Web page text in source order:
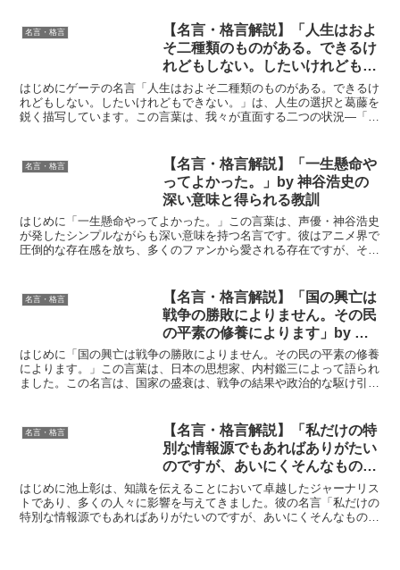
名言・格言
【名言・格言解説】「人生はおよ
そ二種類のものがある。できるけ
れどもしない。したいけれどもで
きない。」by ゲーテの深い意味
と得られる教訓
はじめにゲーテの名言「人生はおよそ二種類のものがある。できるけ
れどもしない。したいけれどもできない。」は、人生の選択と葛藤を
鋭く描写しています。この言葉は、我々が直面する二つの状況—「可
名言・格言
【名言・格言解説】「一生懸命や
ってよかった。」by 神谷浩史の
深い意味と得られる教訓
はじめに「一生懸命やってよかった。」この言葉は、声優・神谷浩史
が発したシンプルながらも深い意味を持つ名言です。彼はアニメ界で
圧倒的な存在感を放ち、多くのファンから愛される存在ですが、その
名言・格言
【名言・格言解説】「国の興亡は
戦争の勝敗によりません。その民
の平素の修養によります」by 内
村鑑三の深い意味と得られる教訓
はじめに「国の興亡は戦争の勝敗によりません。その民の平素の修養
によります。」この言葉は、日本の思想家、内村鑑三によって語られ
ました。この名言は、国家の盛衰は、戦争の結果や政治的な駆け引き
名言・格言
【名言・格言解説】「私だけの特
別な情報源でもあればありがたい
のですが、あいにくそんなものは
持っていません。」by 池上彰の
深い意味と得られる教訓
はじめに池上彰は、知識を伝えることにおいて卓越したジャーナリス
トであり、多くの人々に影響を与えてきました。彼の名言「私だけの
特別な情報源でもあればありがたいのですが、あいにくそんなものは